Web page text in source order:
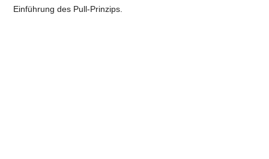
Einführung des Pull-Prinzips.